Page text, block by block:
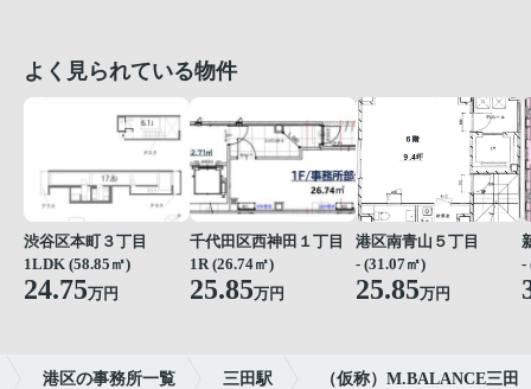
よく見られている物件
渋谷区本町３丁目
1LDK (58.85㎡)
24.75万円
千代田区西神田１丁目
1R (26.74㎡)
25.85万円
港区南青山５丁目
- (31.07㎡)
25.85万円
-
港区の事務所一覧 三田駅 （仮称）M.BALANCE三田